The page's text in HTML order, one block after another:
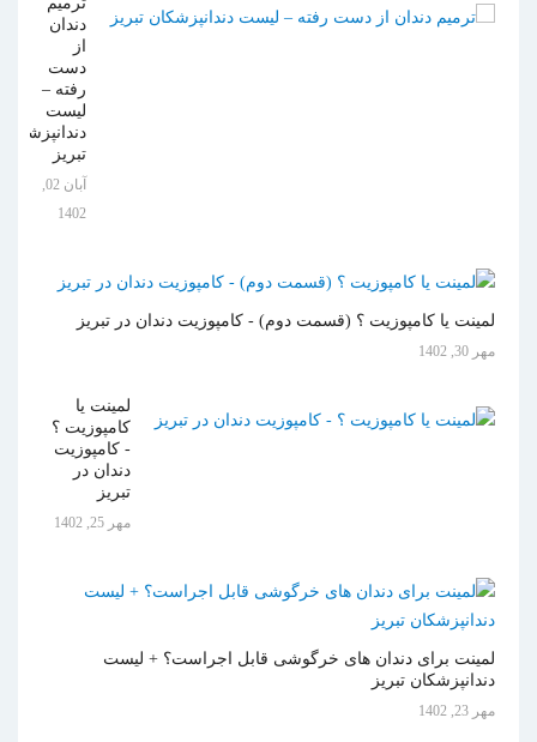
دندان
از
دست
رفته –
لیست
دندانپزشکان
تبریز
آبان 02,
1402
لمینت یا کامپوزیت ؟ (قسمت دوم) - کامپوزیت دندان در تبریز
مهر 30, 1402
لمینت یا
کامپوزیت ؟
- کامپوزیت
دندان در
تبریز
مهر 25, 1402
لمینت برای دندان های خرگوشی قابل اجراست؟ + لیست
دندانپزشکان تبریز
مهر 23, 1402